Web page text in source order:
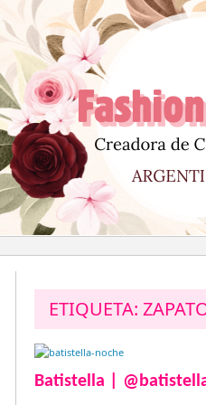
al
contenido
ETIQUETA:
Batistella |